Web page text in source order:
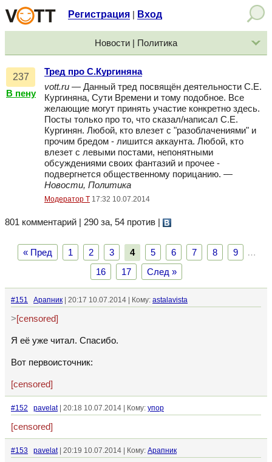
Регистрация Вход
Новости | Политика
237
В пену
Тред про С.Кургиняна
vott.ru — Данный тред посвящён деятельности С.Е.
Кургиняна, Сути Времени и тому подобное. Все
желающие могут принять участие конкретно здесь.
Посты только про то, что сказал/написал С.Е.
Кургинян. Любой, кто влезет с "разоблачениями" и
прочим бредом - лишится аккаунта. Любой, кто
влезет с левыми постами, непонятными
обсуждениями своих фантазий и прочее -
подвергнется общественному порицанию. —
Новости, Политика
Модератор Т 17:32 10.07.2014
801 комментарий | 290 за, 54 против
« Пред 1 2 3 4 5 6 7 8 9
…
16
17 След »
#151 Арапник | 20:17 10.07.2014 | Кому: astalavista
>[censored]
Я её уже читал. Спасибо.
Вот первоисточник:
[censored]
#152 pavelat| 20:18 10.07.2014 | Кому: упор
[censored]
#153 pavelat| 20:19 10.07.2014 | Кому: Арапник